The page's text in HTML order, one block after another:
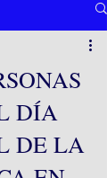
DÍA
DE LA